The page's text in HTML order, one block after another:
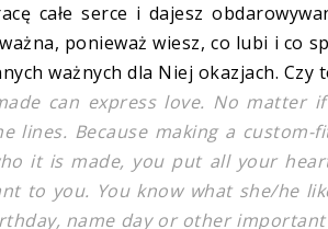
całe serce i dajesz
ponieważ wiesz, co lubi i co
ważnych dla Niej okazjach. Czy
can express love. No
lines. Because making a
it is made, you put all your
to you. You know what she/he
name day or other